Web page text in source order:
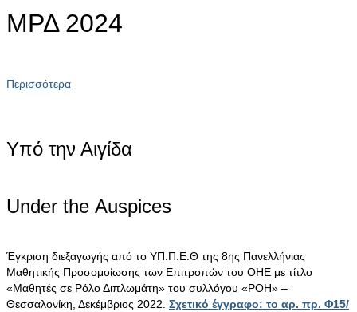
ΜΡΔ 2024
Περισσότερα
Υπό την Αιγίδα
Under the Αuspices
Έγκριση διεξαγωγής από το ΥΠ.Π.Ε.Θ της 8ης Πανελλήνιας
Μαθητικής Προσομοίωσης των Επιτροπών του ΟΗΕ με τίτλο
«Μαθητές σε Ρόλο Διπλωμάτη» του συλλόγου «ΡΟΗ» –
Θεσσαλονίκη, Δεκέμβριος 2022. Σχετικό έγγραφο: το αρ. πρ. Φ15/